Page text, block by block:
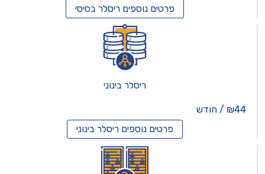
פרטים נוספיםריסלר בסיסי
ריסלר בינוני
₪44 / חודש
פרטים נוספיםריסלר בינוני